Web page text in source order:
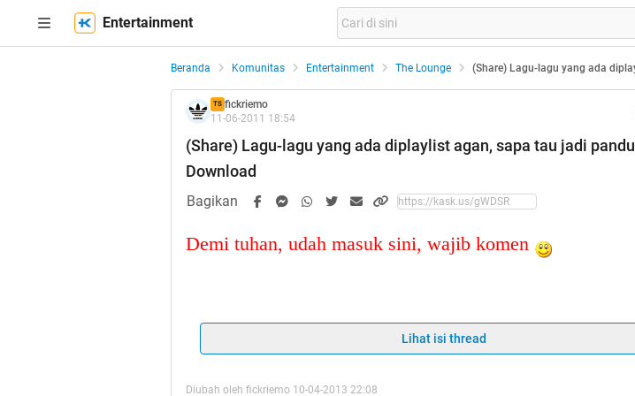
Entertainment
Beranda Komunitas Entertainment The Lounge (Share) Lagu-lagu yang ada
TS fickriemo
11-06-2011 18:54
(Share) Lagu-lagu yang ada diplaylist agan, sapa tau jadi
Download
Bagikan
Demi tuhan, udah masuk sini, wajib komen
Quote:
Yang komennya COPAS dari pageone, ane
Lihat isi thread
Diubah oleh fickriemo 10-04-2013 22:08